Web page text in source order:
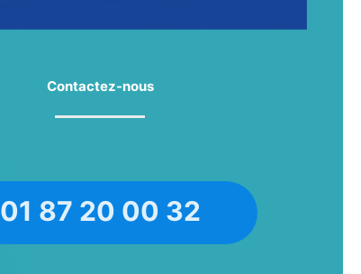
Contactez-nous
01 87 20 00 32